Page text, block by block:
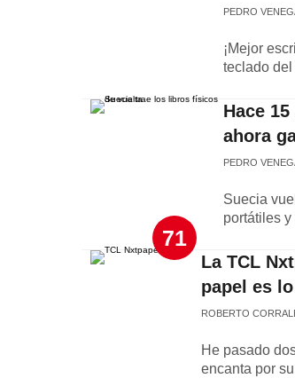
PEDRO
¡Mejor
teclado
Hace
ahora
PEDRO
Suecia
portátiles
71
La TCL
papel es
ROBERTO
He pasado
encanta por